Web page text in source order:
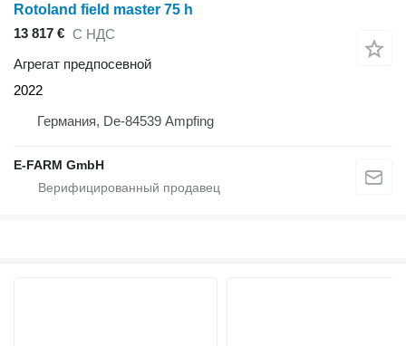
Rotoland field master 75 h
13 817 € С НДС
Агрегат предпосевной
2022
Германия, De-84539 Ampfing
E-FARM GmbH